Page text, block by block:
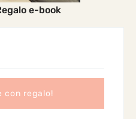
e-book